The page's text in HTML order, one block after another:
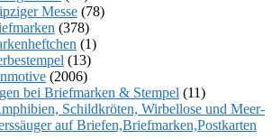
Messe (78)
(378)
(1)
(13)
(2006)
bei Briefmarken & Stempel (11)
Schildkröten, Wirbellose und Meer-
auf Briefen,Briefmarken,Postkarten